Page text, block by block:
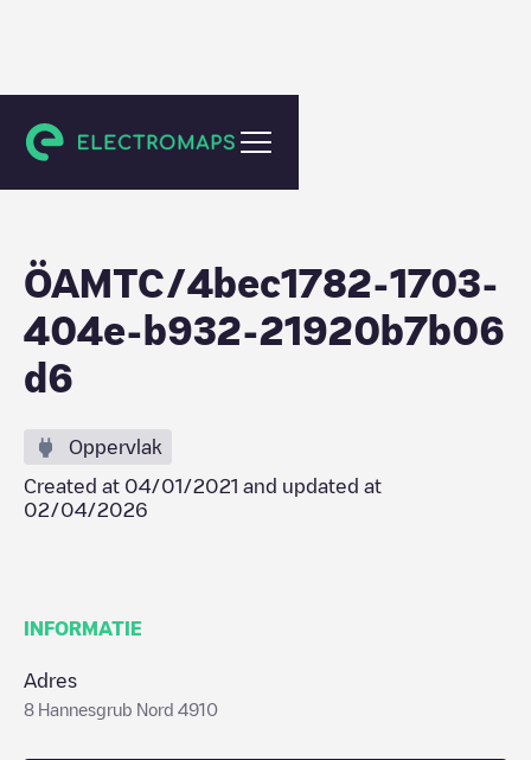
Unknown city (temporary)
ÖAMTC/4bec1782-1703-
404e-b932-21920b7b06
d6
Oppervlak
Created at 04/01/2021 and updated at
02/04/2026
INFORMATIE
Adres
8 Hannesgrub Nord 4910